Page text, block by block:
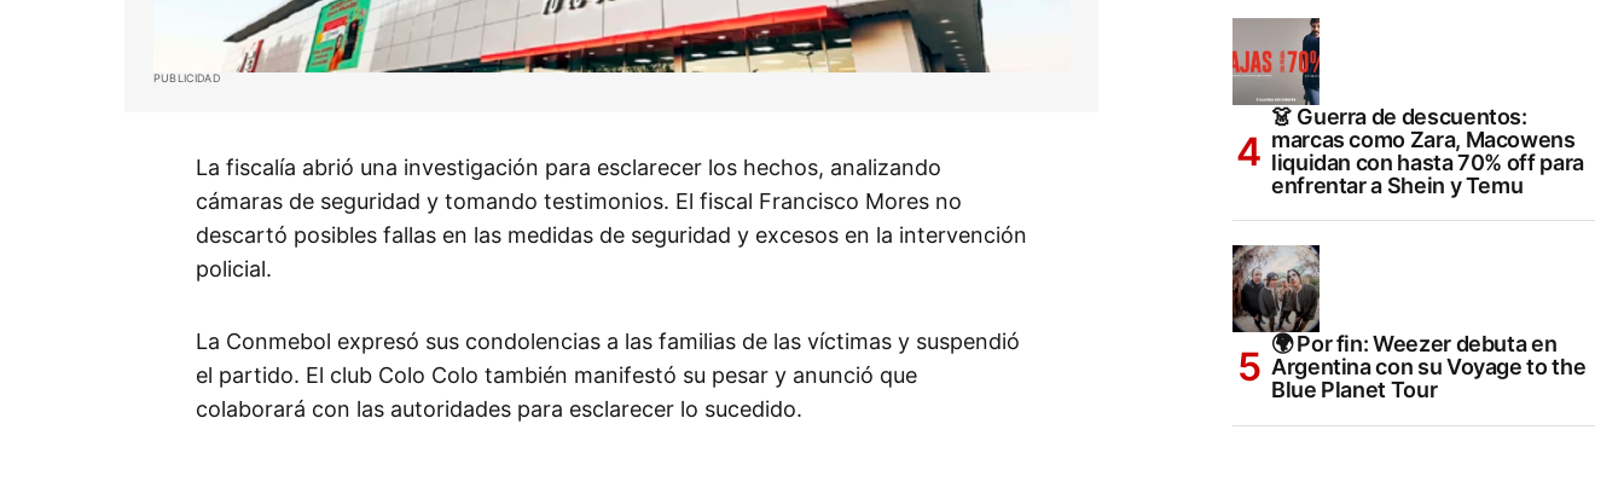
PUBLICIDAD
La fiscalía abrió una investigación para esclarecer los hechos, analizando
cámaras de seguridad y tomando testimonios. El fiscal Francisco Mores no
descartó posibles fallas en las medidas de seguridad y excesos en la intervención
policial.
La Conmebol expresó sus condolencias a las familias de las víctimas y suspendió
el partido. El club Colo Colo también manifestó su pesar y anunció que
colaborará con las autoridades para esclarecer lo sucedido.
👗 Guerra de descuentos:
marcas como Zara, Macowens
liquidan con hasta 70% off para
enfrentar a Shein y Temu
🌍 Por fin: Weezer debuta en
Argentina con su Voyage to the
Blue Planet Tour